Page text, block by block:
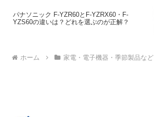
パナソニック F-YZR60とF-YZRX60・F-
YZS60の違いは？どれを選ぶのが正解？
ホーム 家電・電子機器・季節製品など